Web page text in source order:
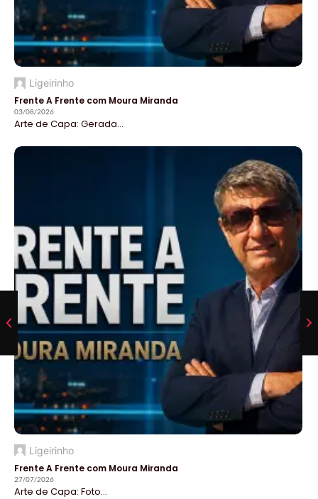
Ligeirinho
Frente A Frente com Moura Miranda
03/08/2026
Arte de Capa: Gerada...
Ligeirinho
Frente A Frente com Moura Miranda
27/07/2026
Arte de Capa: Foto...